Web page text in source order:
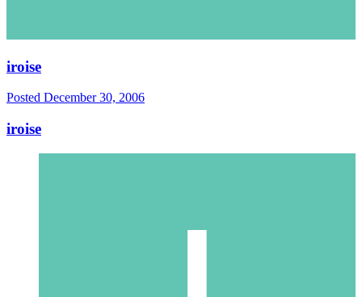
iroise
Posted December 30, 2006
iroise